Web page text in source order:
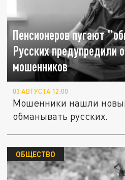
Пенсионеров пугают
Русских предупредили
мошенников
03 АВГУСТА 12:00
Мошенники нашли
обманывать русских.
ОБЩЕСТВО